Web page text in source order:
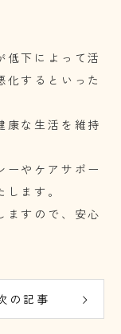
低下によって活
化するといった
康な生活を維持
ーやケアサポー
ます。
ますので、安心
の記事